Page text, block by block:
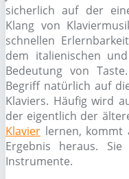
sicherlich auf der
Klang von
schnellen
dem italienischen
Bedeutung von
Begriff natürlich auf
Klaviers. Häufig wird
der eigentlich der
Klavier lernen, kommt
Ergebnis heraus.
Instrumente.